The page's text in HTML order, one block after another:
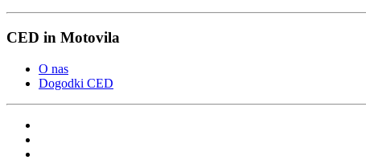
CED in Motovila
O nas
Dogodki CED